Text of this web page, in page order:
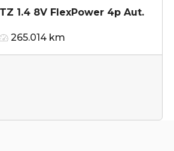
1.4 8V FlexPower 4p Aut.
265.014 km